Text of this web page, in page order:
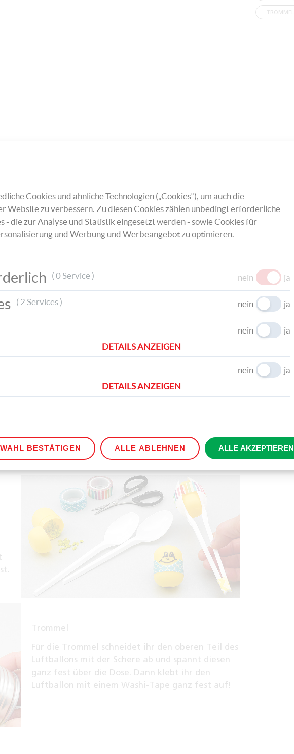
Stück von einem Holzspieß und legt dieses unter
die Ringe. Fertig ist eure Gitarre!
Trommel
Für die Trommel schneidet ihr den oberen Teil des
Luftballons mit der Schere ab und spannt diesen
ganz fest über die Dose. Dann klebt ihr den
Luftballon mit einem Washi-Tape ganz fest auf!
TROMMEL
Cookies und ähnliche Technologien („Cookies“), um auch die
Website zu verbessern. Zu diesen Cookies zählen unbedingt erforderliche
- die zur Analyse und Statistik eingesetzt werden - sowie Cookies für
und Werbung und Werbeangebot zu optimieren.
( 0 Service ) nein ja
( 2 Services ) nein ja
nein
ja
DETAILS ANZEIGEN
nein
ja
DETAILS ANZEIGEN
BESTÄTIGEN ALLE ABLEHNEN ALLE AKZEPTIEREN